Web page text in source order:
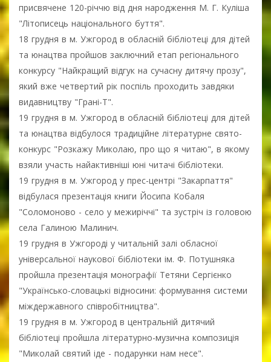
присвячене 120-річчю від дня народження М. Г. Куліша
"Літописець національного буття".
18 грудня в м. Ужгород в обласній бібліотеці для дітей
та юнацтва пройшов заключний етап регіонального
конкурсу "Найкращий відгук на сучасну дитячу прозу",
який вже четвертий рік поспіль проходить завдяки
видавництву "Грані-Т".
19 грудня в м. Ужгород в обласній бібліотеці для дітей
та юнацтва відбулося традиційне літературне свято-
конкурс "Розкажу Миколаю, про що я читаю", в якому
взяли участь найактивніші юні читачі бібліотеки.
19 грудня в м. Ужгород у прес-центрі "Закарпаття"
відбулася презентація книги Йосипа Кобаля
"Соломоново - село у межиріччі" та зустріч із головою
села Галиною Малинич.
19 грудня в Ужгороді у читальній залі обласної
універсальної наукової бібліотеки ім. Ф. Потушняка
пройшла презентація монографії Тетяни Сергієнко
"Українсько-словацькі відносини: формування системи
міждержавного співробітництва".
19 грудня в м. Ужгород в центральній дитячий
бібліотеці пройшла літературно-музична композиція
"Миколай святий іде - подарунки нам несе".